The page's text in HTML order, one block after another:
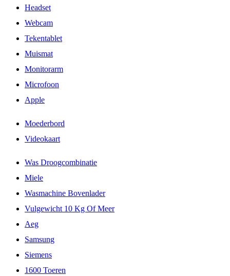
Headset
Webcam
Tekentablet
Muismat
Monitorarm
Microfoon
Apple
Moederbord
Videokaart
Was Droogcombinatie
Miele
Wasmachine Bovenlader
Vulgewicht 10 Kg Of Meer
Aeg
Samsung
Siemens
1600 Toeren